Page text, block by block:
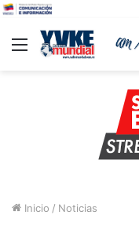
Menu
Inicio / Noticias